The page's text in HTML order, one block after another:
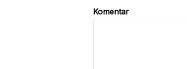
Komentar